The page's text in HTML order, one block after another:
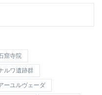
窟寺院
ルワ遺跡群
ーユルヴェーダ